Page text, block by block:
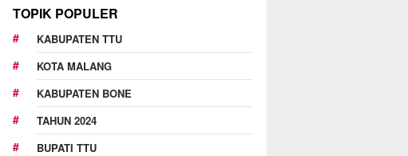
TOPIK POPULER
KABUPATEN TTU
KOTA MALANG
KABUPATEN BONE
TAHUN 2024
BUPATI TTU